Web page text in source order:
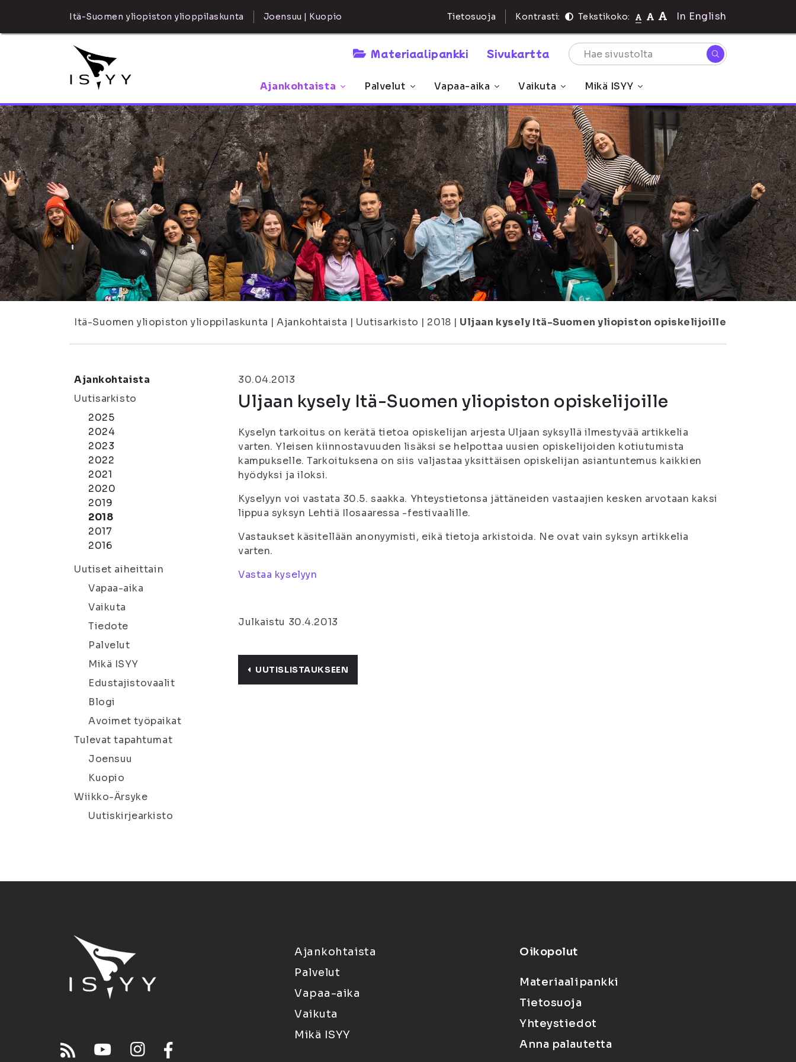
Itä-Suomen yliopiston ylioppilaskunta Joensuu | Kuopio Tietosuoja Kontrasti: Tekstikoko: In English
Materiaalipankki Sivukartta
Ajankohtaista Palvelut Vapaa-aika Vaikuta Mikä ISYY
Itä-Suomen yliopiston ylioppilaskunta | Ajankohtaista | Uutisarkisto | 2018 | Uljaan kysely Itä-Suomen yliopiston opiskelijoille
Ajankohtaista
Uutisarkisto
2025
2024
2023
2022
2021
2020
2019
2018
2017
2016
Uutiset aiheittain
Vapaa-aika
Vaikuta
Tiedote
Palvelut
Mikä ISYY
Edustajistovaalit
Blogi
Avoimet työpaikat
Tulevat tapahtumat
Joensuu
Kuopio
Wiikko-Ärsyke
Uutiskirjearkisto
30.04.2013
Uljaan kysely Itä-Suomen yliopiston opiskelijoille
Kyselyn tarkoitus on kerätä tietoa opiskelijan arjesta Uljaan syksyllä ilmestyvää artikkelia
varten. Yleisen kiinnostavuuden lisäksi se helpottaa uusien opiskelijoiden kotiutumista
kampukselle. Tarkoituksena on siis valjastaa yksittäisen opiskelijan asiantuntemus kaikkien
hyödyksi ja iloksi.
Kyselyyn voi vastata 30.5. saakka. Yhteystietonsa jättäneiden vastaajien kesken arvotaan kaksi
lippua syksyn Lehtiä Ilosaaressa -festivaalille.
Vastaukset käsitellään anonyymisti, eikä tietoja arkistoida. Ne ovat vain syksyn artikkelia
varten.
Vastaa kyselyyn
Julkaistu 30.4.2013
UUTISLISTAUKSEEN
Ajankohtaista
Palvelut
Vapaa-aika
Vaikuta
Mikä ISYY
Oikopolut
Materiaalipankki
Tietosuoja
Yhteystiedot
Anna palautetta